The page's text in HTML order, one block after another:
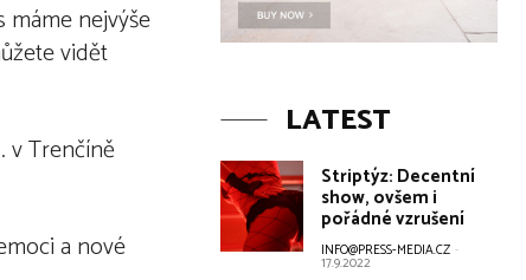
máme nejvýše
vidět
v Trenčíně
a nové
LATEST
Striptýz: Decentní
show, ovšem i
pořádné vzrušení
INFO@PRESS-MEDIA.CZ -
17.9.2022